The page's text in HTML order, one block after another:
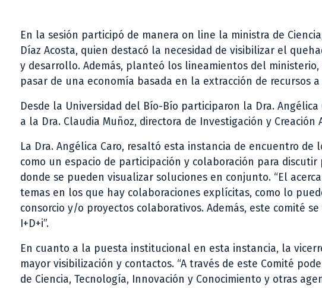
En la sesión participó de manera on line la ministra de
Díaz Acosta, quien destacó la necesidad de visibilizar el
y desarrollo. Además, planteó los lineamientos del
pasar de una economía basada en la extracción de recursos
Desde la Universidad del Bío-Bío participaron la Dra.
a la Dra. Claudia Muñoz, directora de Investigación y Creación
La Dra. Angélica Caro, resaltó esta instancia de encuentro
como un espacio de participación y colaboración para
donde se pueden visualizar soluciones en conjunto. “El
temas en los que hay colaboraciones explícitas, como lo
consorcio y/o proyectos colaborativos. Además, este comité
I+D+i”.
En cuanto a la puesta institucional en esta instancia, la
mayor visibilización y contactos. “A través de este Comité
de Ciencia, Tecnología, Innovación y Conocimiento y otras